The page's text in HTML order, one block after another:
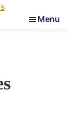
Menu